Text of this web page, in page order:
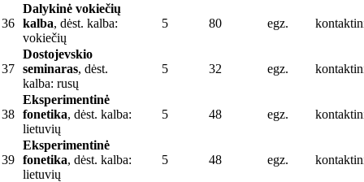
36
Dalykinė vokiečių
kalba, dėst. kalba:
vokiečių
5 80 egz.
37
Dostojevskio
seminaras, dėst.
kalba: rusų
5 32 egz.
38
Eksperimentinė
fonetika, dėst. kalba:
lietuvių
5 48 egz.
39
Eksperimentinė
fonetika, dėst. kalba:
lietuvių
5 48 egz.